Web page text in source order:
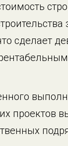
сделает
проектов